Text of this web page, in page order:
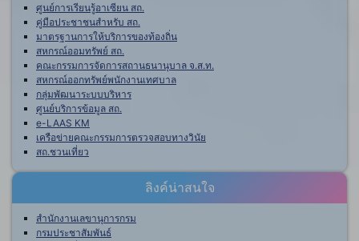
ศูนย์การเรียนรู้อาเซียน สถ.
คู่มือประชาชนสำหรับ สถ.
มาตรฐานการให้บริการของท้องถิ่น
สหกรณ์ออมทรัพย์ สถ.
คณะกรรมการจัดการสถานธนานุบาล จ.ส.ท.
สหกรณ์ออกทรัพย์พนักงานเทศบาล
กลุ่มพัฒนาระบบบริหาร
ศูนย์บริการข้อมูล สถ.
e-LAAS KM
เครือข่ายคณะกรรมการตรวจสอบทางวินัย
สถ.ชวนเที่ยว
ลิงค์น่าสนใจ
สำนักงานเลขานุการกรม
กรมประชาสัมพันธ์